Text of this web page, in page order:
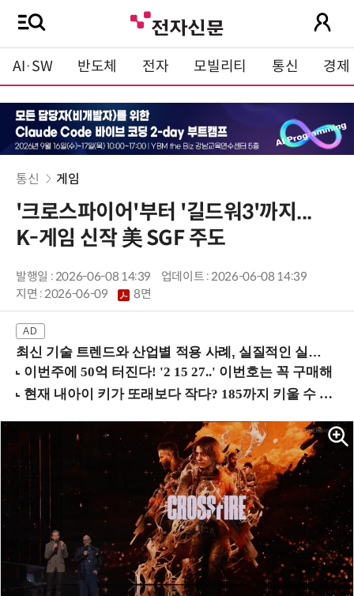
AI·SW 반도체 전자 모빌리티 통신 경제
통신 게임
'크로스파이어'부터 '길드워3'까지...
K-게임 신작 美 SGF 주도
발행일 : 2026-06-08 14:39
업데이트 : 2026-06-08 14:39
지면 :2026-06-09 8면
최신 기술 트렌드와 산업별 적용 사례, 실질적인 실행 전략을 공유 (9/18 양재역)